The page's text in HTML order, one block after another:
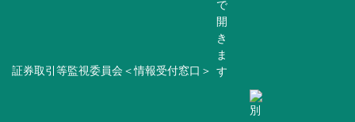
証券取引等監視委員会＜情報受付窓口＞